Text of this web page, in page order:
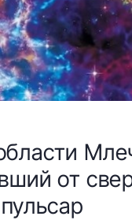
от